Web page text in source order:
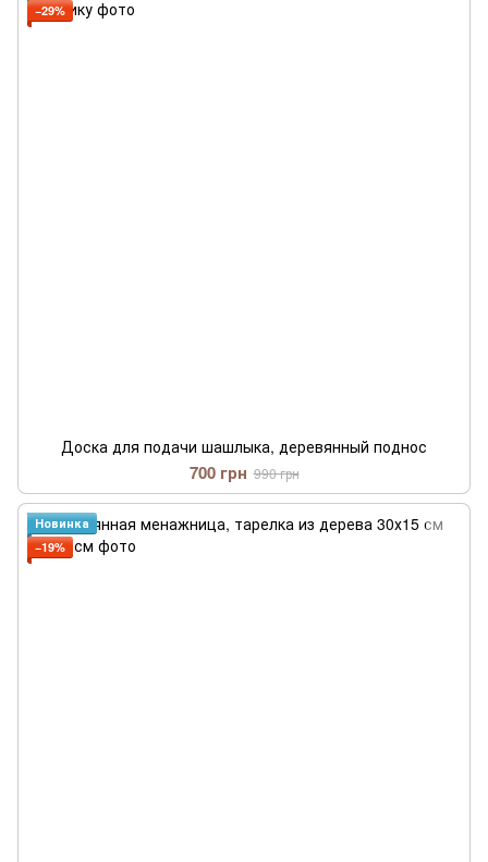
−29%
Доска для подачи шашлыка, деревянный поднос
700 грн 990 грн
Новинка
−19%